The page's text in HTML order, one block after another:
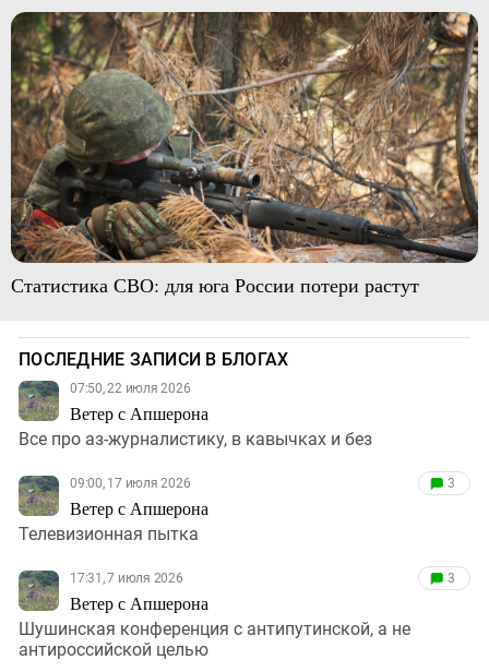
Статистика СВО: для юга России потери растут
ПОСЛЕДНИЕ ЗАПИСИ В БЛОГАХ
07:50, 22 июля 2026
Ветер с Апшерона
Все про аз-журналистику, в кавычках и без
09:00, 17 июля 2026
Ветер с Апшерона
3
Телевизионная пытка
17:31, 7 июля 2026
Ветер с Апшерона
3
Шушинская конференция с антипутинской, а не
антироссийской целью